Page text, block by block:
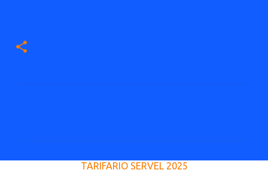
TARIFARIO SERVEL 2025